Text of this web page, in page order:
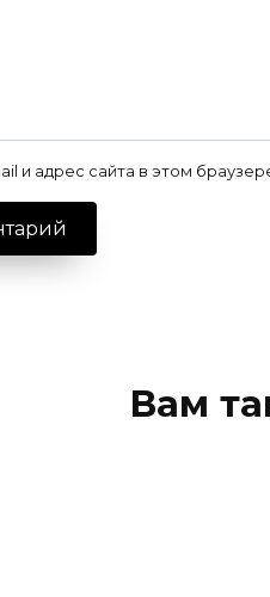
и адрес сайта в этом
Вам